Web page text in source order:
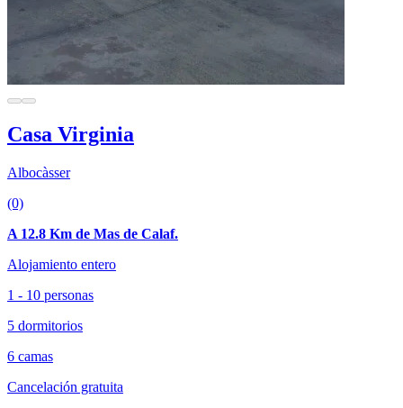
Casa Virginia
Albocàsser
(0)
A 12.8 Km de Mas de Calaf.
Alojamiento entero
1 - 10 personas
5 dormitorios
6 camas
Cancelación gratuita